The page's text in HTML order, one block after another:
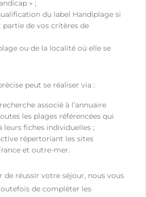
» ;
du label Handiplage si
partie de vos critères de
ou de la localité où elle se
peut se réaliser via :
associé à l’annuaire
les plages référencées qui
leurs fiches individuelles ;
répertoriant les sites
et outre-mer.
de réussir votre séjour, nous vous
de compléter les